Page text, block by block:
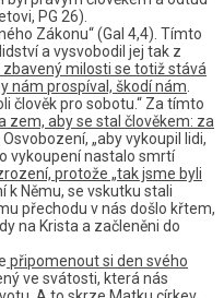
PG 26).
Zákonu“ (Gal 4,4). Tímto
a vysvobodil jej tak z
zbavený milosti se totiž stává
nám prospíval, škodí nám
člověk pro sobotu.“ Za tímto
zem, aby se stal člověkem: za
Osvobození, „aby vykoupil lidi,
vykoupení nastalo smrtí
protože „tak jsme byli
k Němu, se vskutku stali
přechodu v nás došlo křtem,
na Krista a začleněni do
připomenout si den svého
ve svátosti, která nás